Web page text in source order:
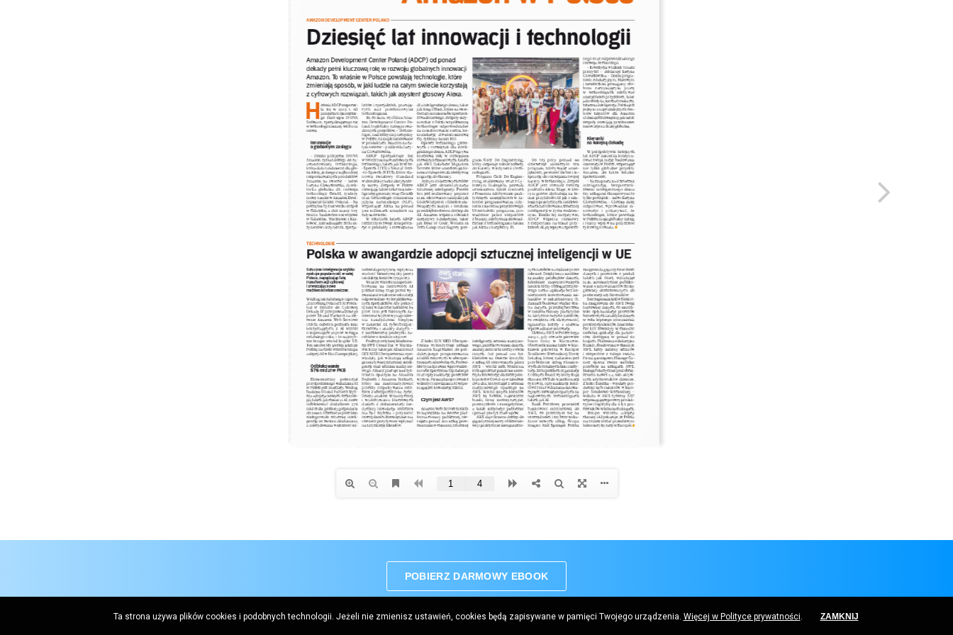
POBIERZ DARMOWY EBOOK
Ta strona używa plików cookies i podobnych technologii. Jeżeli nie zmienisz ustawień, cookies będą zapisywane w pamięci Twojego urządzenia. Więcej w Polityce prywatności. ZAMKNIJ